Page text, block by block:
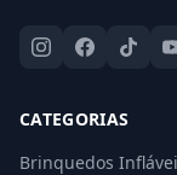
CATEGORIAS
Brinquedos